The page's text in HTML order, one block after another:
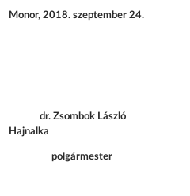
Monor, 2018. szeptember 24.
dr. Zsombok
Hajnalka